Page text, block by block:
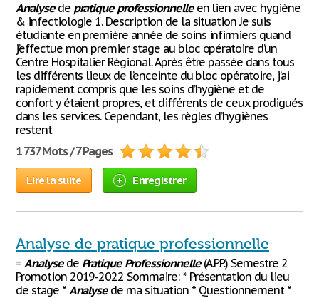
Analysede pratique professionnelleen lien avec hygiène
& infectiologie 1. Description de la situation Je suis
étudiante en première année de soins infirmiers quand
j’effectue mon premier stage au bloc opératoire d’un
Centre Hospitalier Régional. Après être passée dans tous
les différents lieux de l’enceinte du bloc opératoire, j’ai
rapidement compris que les soins d’hygiène et de
confort y étaient propres, et différents de ceux prodigués
dans les services. Cependant, les règles d’hygiènes
restent
1 737 Mots / 7 Pages
Lire la suite Enregistrer
Analyse de pratique professionnelle
= Analysede Pratique Professionnelle(A.P.P.) Semestre 2
Promotion 2019-2022 Sommaire: * Présentation du lieu
de stage * Analysede ma situation * Questionnement *